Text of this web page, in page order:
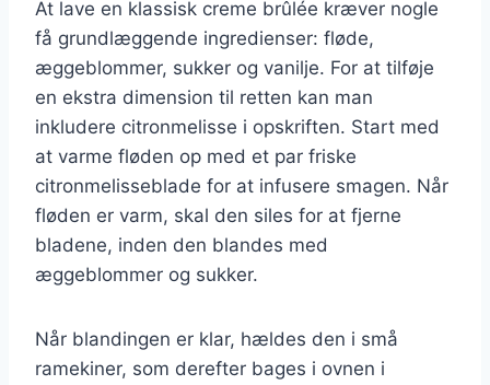
At lave en klassisk creme brûlée kræver nogle
få grundlæggende ingredienser: fløde,
æggeblommer, sukker og vanilje. For at tilføje
en ekstra dimension til retten kan man
inkludere citronmelisse i opskriften. Start med
at varme fløden op med et par friske
citronmelisseblade for at infusere smagen. Når
fløden er varm, skal den siles for at fjerne
bladene, inden den blandes med
æggeblommer og sukker.
Når blandingen er klar, hældes den i små
ramekiner, som derefter bages i ovnen i